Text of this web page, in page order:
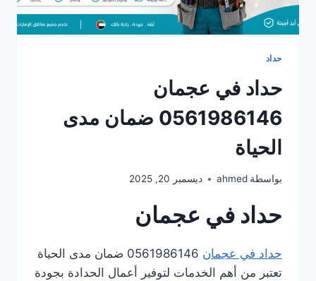
حداد
حداد في عجمان
0561986146 ضمان مدى
الحياة
بواسطة ahmed ديسمبر 20, 2025
حداد في عجمان
حداد في عجمان
0561986146 ضمان مدى الحياة
تعتبر من أهم الخدمات لتوفير أعمال الحدادة بجودة